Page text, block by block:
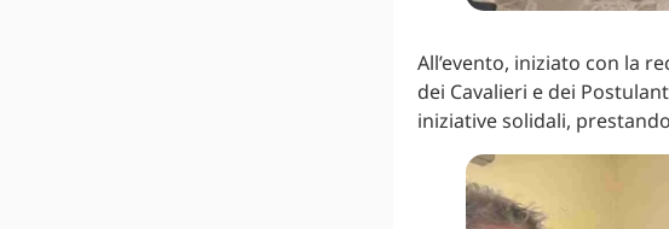
All’evento, iniziato con la
dei Cavalieri e dei
iniziative solidali,